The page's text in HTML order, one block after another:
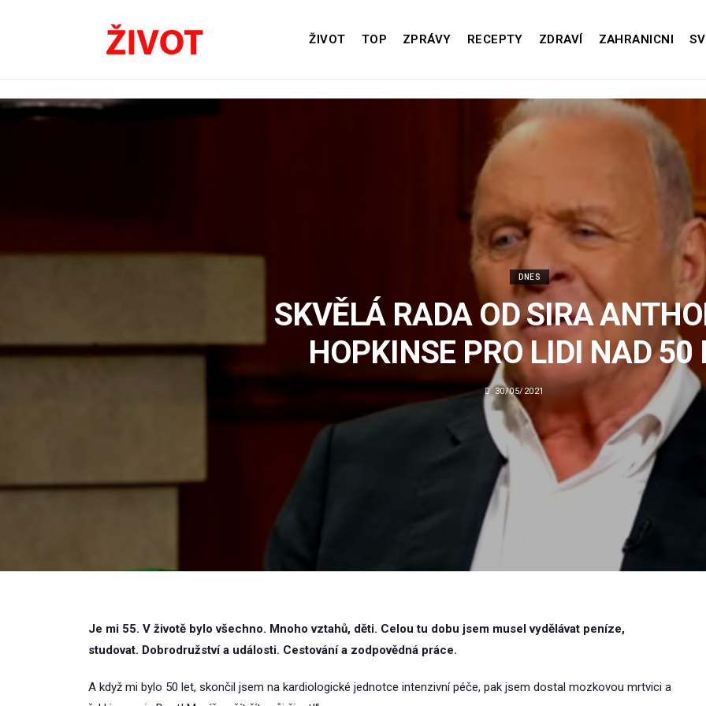
ŽIVOT TOP ZPRÁVY RECEPTY ZDRAVÍ ZAHRANICNI
DNES
SKVĚLÁ RADA OD SIRA
HOPKINSE PRO LIDI NAD 50
30/05/2021
Je mi 55. V životě bylo všechno. Mnoho vztahů, děti. Celou tu dobu jsem musel vydělávat peníze,
studovat. Dobrodružství a události. Cestování a zodpovědná práce.
A když mi bylo 50 let, skončil jsem na kardiologické jednotce intenzivní péče, pak jsem dostal mozkovou mrtvici a